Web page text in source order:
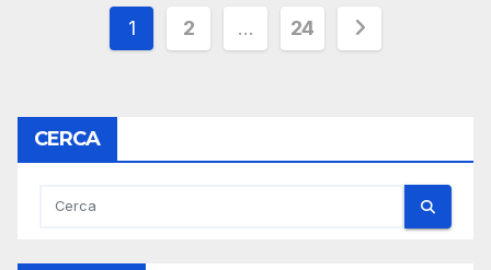
Paginazione
articoli
1 2 … 24
CERCA